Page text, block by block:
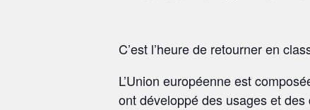
C’est l’heure de retourner en
L’Union européenne est
ont développé des usages et